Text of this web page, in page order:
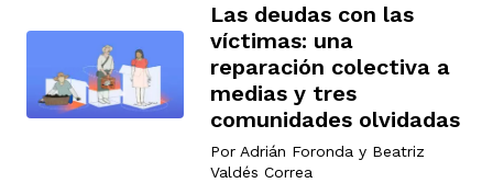
Las deudas con las
víctimas: una
reparación colectiva a
medias y tres
comunidades olvidadas
Por Adrián Foronda y Beatriz
Valdés Correa